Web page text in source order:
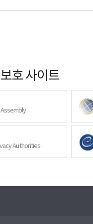
호 사이트
Authorities